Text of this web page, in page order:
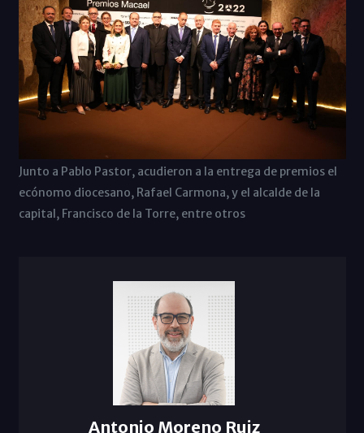
Junto a Pablo Pastor, acudieron a la entrega de premios el
ecónomo diocesano, Rafael Carmona, y el alcalde de la
capital, Francisco de la Torre, entre otros
Antonio Moreno Ruiz